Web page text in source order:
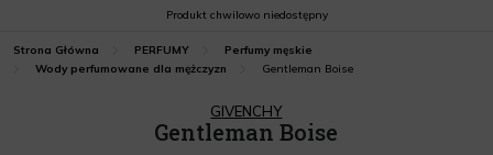
Strona Główna PERFUMY
Perfumy męskie
Wody perfumowane dla mężczyzn
Gentleman Boise
GIVENCHY
Gentleman Boise
Produkt chwilowo niedostępny